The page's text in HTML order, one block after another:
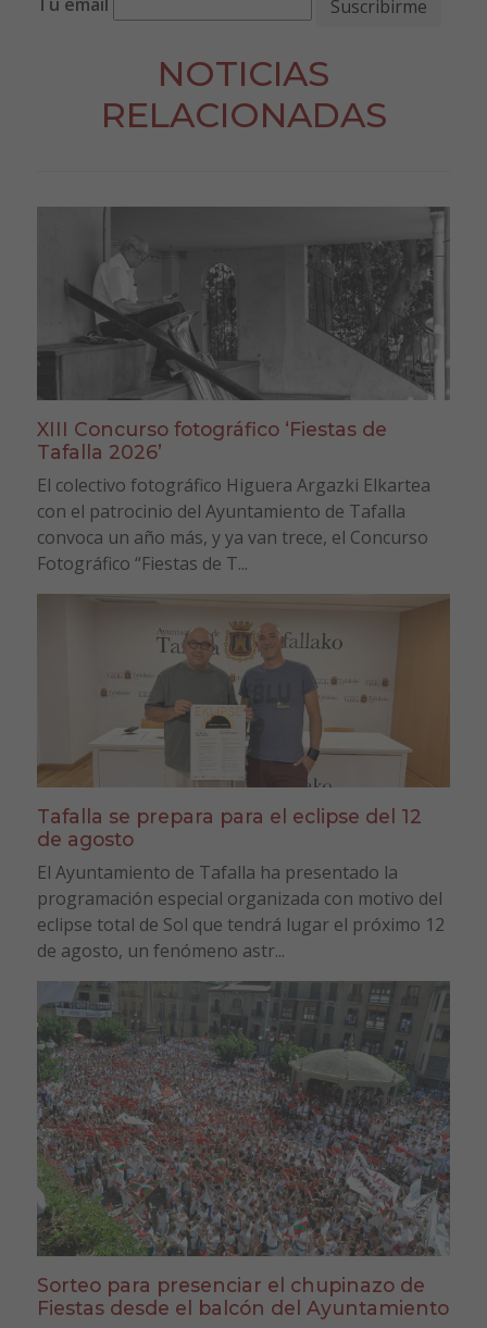
NOTICIAS
RELACIONADAS
XIII Concurso fotográfico ‘Fiestas de
Tafalla 2026’
El colectivo fotográfico Higuera Argazki Elkartea
con el patrocinio del Ayuntamiento de Tafalla
convoca un año más, y ya van trece, el Concurso
Fotográfico “Fiestas de T...
Tafalla se prepara para el eclipse del 12
de agosto
El Ayuntamiento de Tafalla ha presentado la
programación especial organizada con motivo del
eclipse total de Sol que tendrá lugar el próximo 12
de agosto, un fenómeno astr...
Sorteo para presenciar el chupinazo de
Fiestas desde el balcón del Ayuntamiento